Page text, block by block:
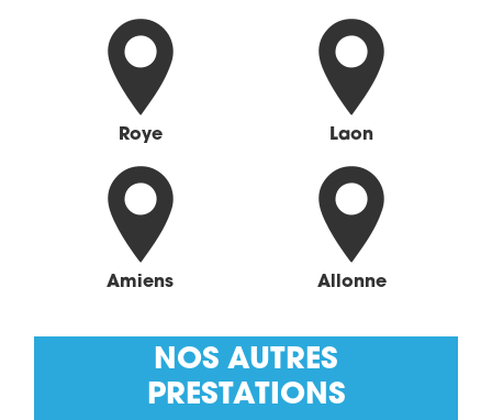
Roye Laon
Amiens Allonne
NOS AUTRES
PRESTATIONS